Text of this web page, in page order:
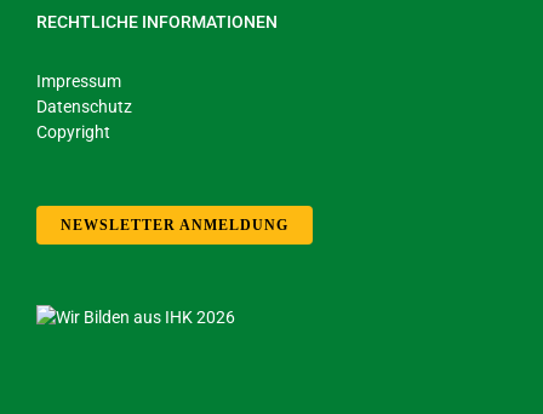
RECHTLICHE INFORMATIONEN
Impressum
Datenschutz
Copyright
NEWSLETTER ANMELDUNG